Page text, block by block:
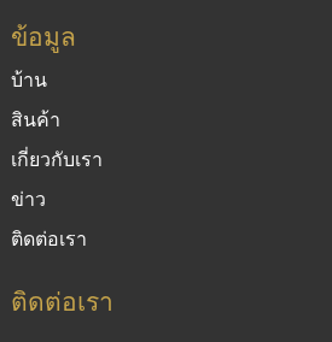
ข้อมูล
บ้าน
สินค้า
เกี่ยวกับเรา
ข่าว
ติดต่อเรา
ติดต่อเรา